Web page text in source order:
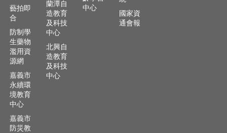
查
詢
回
首
頁
嘉
義
市
政
府
藝拍即
合
防制學
生藥物
濫用資
源網
嘉義市
永續環
境教育
中心
嘉義市
防災教
蘭潭自
造教育
及科技
中心
北興自
造教育
及科技
中心
中心
國家資
通會報